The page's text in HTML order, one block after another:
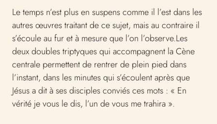
Le temps n’est plus en suspens comme il l’est dans les
autres œuvres traitant de ce sujet, mais au contraire il
s’écoule au fur et à mesure que l’on l’observe.Les
deux doubles triptyques qui accompagnent la Cène
centrale permettent de rentrer de plein pied dans
l’instant, dans les minutes qui s’écoulent après que
Jésus a dit à ses disciples conviés ces mots : « En
vérité je vous le dis, l’un de vous me trahira ».